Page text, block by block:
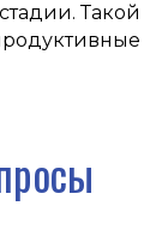
Такой